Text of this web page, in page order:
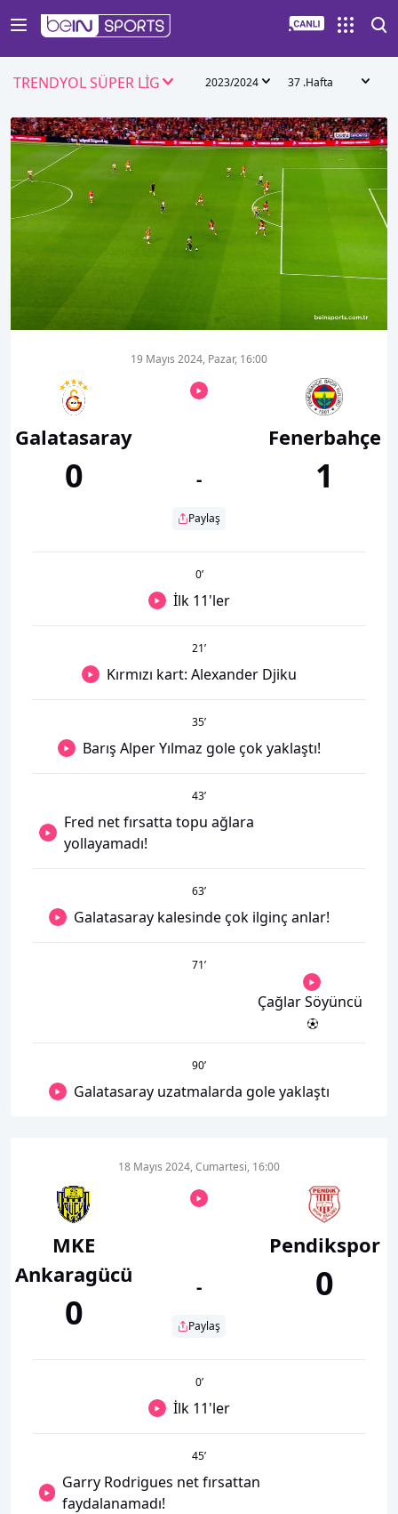
TRENDYOL SÜPER LİG 2023/2024 37 .Hafta
00:18
Galatasaray
0
19 Mayıs 2024, Pazar, 16:00
-
Paylaş
Fenerbahçe
1
0’
İlk 11'ler
21’
Kırmızı kart: Alexander Djiku
35’
Barış Alper Yılmaz gole çok yaklaştı!
43’
Fred net fırsatta topu ağlara
yollayamadı!
63’
Galatasaray kalesinde çok ilginç anlar!
71’
Çağlar Söyüncü
90’
Galatasaray uzatmalarda gole yaklaştı
MKE
Ankaragücü
0
18 Mayıs 2024, Cumartesi, 16:00
-
Paylaş
Pendikspor
0
0’
İlk 11'ler
45’
Garry Rodrigues net fırsattan
faydalanamadı!